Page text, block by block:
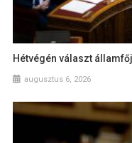
Hétvégén választ
augusztus 6, 2026